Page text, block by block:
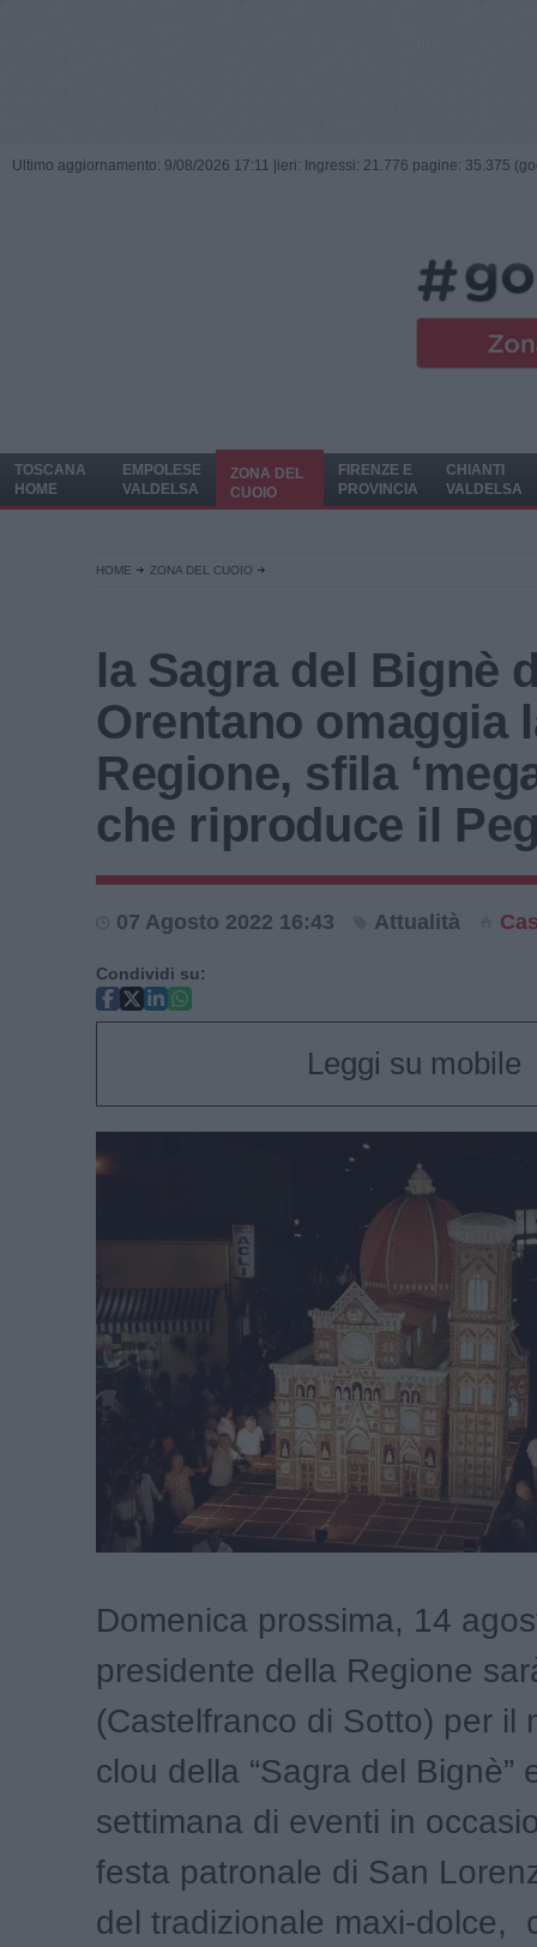
Ultimo aggiornamento: 9/08/2026 17:11 | ieri: Ingressi: 21.776 pagine: 35.375
TOSCANA
HOME
EMPOLESE
VALDELSA
ZONA DEL
CUOIO
FIRENZE E
PROVINCIA
CHIANTI
VALDELSA
HOME ZONA DEL CUOIO
la Sagra del Bignè
Orentano omaggia
Regione, sfila
che riproduce il
07 Agosto 2022 16:43 Attualità
Condividi su:
Leggi su mobile
Domenica prossima, 14
presidente della Regione
(Castelfranco di Sotto) per il
clou della “Sagra del Bignè”
settimana di eventi in
festa patronale di San
del tradizionale maxi-dolce,